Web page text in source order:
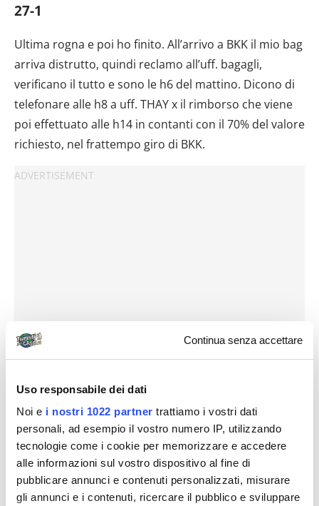
Continua senza accettare
Uso responsabile dei dati
Noi e i nostri 1022 partner trattiamo i vostri dati
personali, ad esempio il vostro numero IP, utilizzando
tecnologie come i cookie per memorizzare e accedere
alle informazioni sul vostro dispositivo al fine di
pubblicare annunci e contenuti personalizzati, misurare
gli annunci e i contenuti, ricercare il pubblico e sviluppare
27-1
Ultima rogna e poi ho finito. All’arrivo a BKK il mio bag
arriva distrutto, quindi reclamo all’uff. bagagli,
verificano il tutto e sono le h6 del mattino. Dicono di
telefonare alle h8 a uff. THAY x il rimborso che viene
poi effettuato alle h14 in contanti con il 70% del valore
richiesto, nel frattempo giro di BKK.